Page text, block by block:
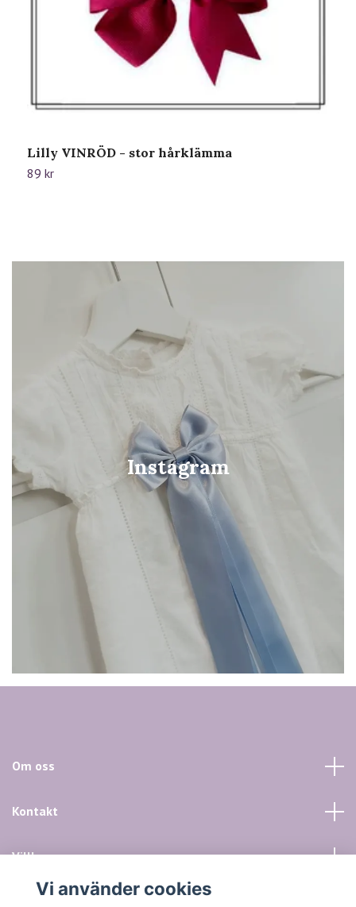
Instagram
Lilly VINRÖD - stor hårklämma
89 kr
Om oss
Kontakt
Villkor mm
Vi använder cookies